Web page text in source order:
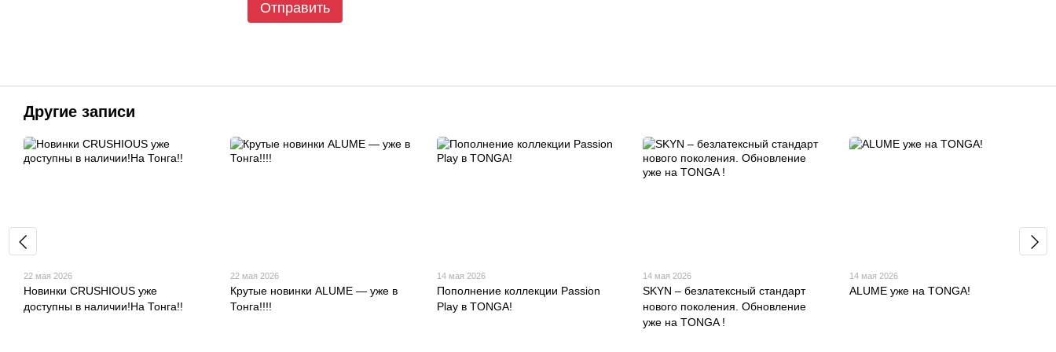
Отправить
Другие записи
22 мая 2026
Новинки CRUSHIOUS уже
доступны в наличии!На Тонга!!
22 мая 2026
Крутые новинки ALUME — уже в
Тонга!!!!
14 мая 2026
Пополнение коллекции Passion
Play в TONGA!
14 мая 2026
SKYN – безлатексный стандарт
нового поколения. Обновление
уже на TONGA !
14 мая 2026
ALUME уже на TONGA!